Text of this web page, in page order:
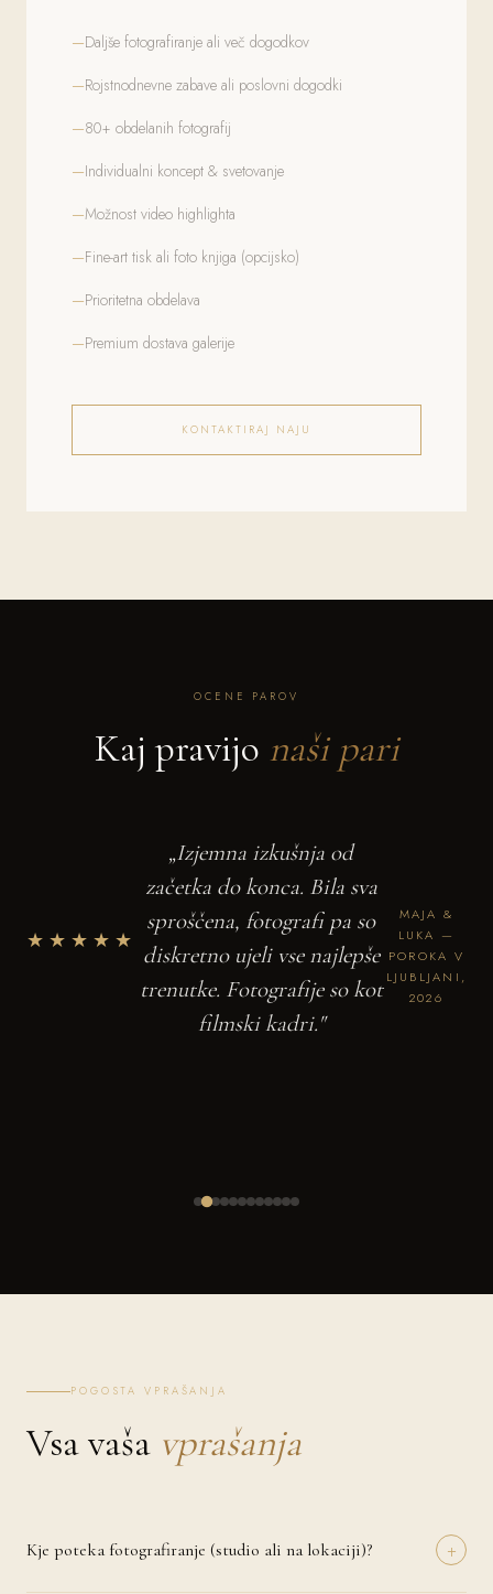
Daljše fotografiranje ali več dogodkov
Rojstnodnevne zabave ali poslovni dogodki
80+ obdelanih fotografij
Individualni koncept & svetovanje
Možnost video highlighta
Fine-art tisk ali foto knjiga (opcijsko)
Prioritetna obdelava
Premium dostava galerije
KONTAKTIRAJ NAJU
OCENE PAROV
Kaj pravijo naši pari
★★★★★
„Izjemna izkušnja od
začetka do konca. Bila sva
sproščena, fotografi pa so
diskretno ujeli vse najlepše
trenutke. Fotografije so kot
filmski kadri."
MAJA &
LUKA —
POROKA V
LJUBLJANI,
2026
POGOSTA VPRAŠANJA
Vsa vaša vprašanja
Kje poteka fotografiranje (studio ali na lokaciji)? +